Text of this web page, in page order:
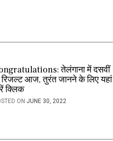
तेलंगाना में दसवीं
आज, तुरंत जानने के लिए यहां
क्लिक
ONJUNE 30, 2022